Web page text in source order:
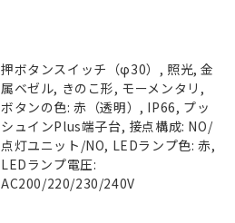
押ボタンスイッチ（φ30）, 照光, 金
属ベゼル, きのこ形, モーメンタリ,
ボタンの色: 赤（透明）, IP66, プッ
シュインPlus端子台, 接点構成: NO/
点灯ユニット/NO, LEDランプ色: 赤,
LEDランプ電圧:
AC200/220/230/240V